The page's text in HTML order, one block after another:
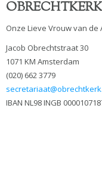
OBRECHTKERK
Onze Lieve Vrouw van
Jacob Obrechtstraat 30
1071 KM Amsterdam
(020) 662 3779
IBAN NL98 INGB